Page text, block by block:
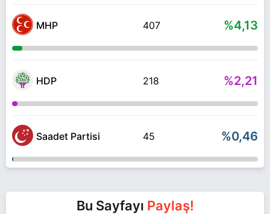
MHP 407 %4,13
HDP 218 %2,21
Saadet Partisi 45 %0,46
Bu Sayfayı Paylaş!